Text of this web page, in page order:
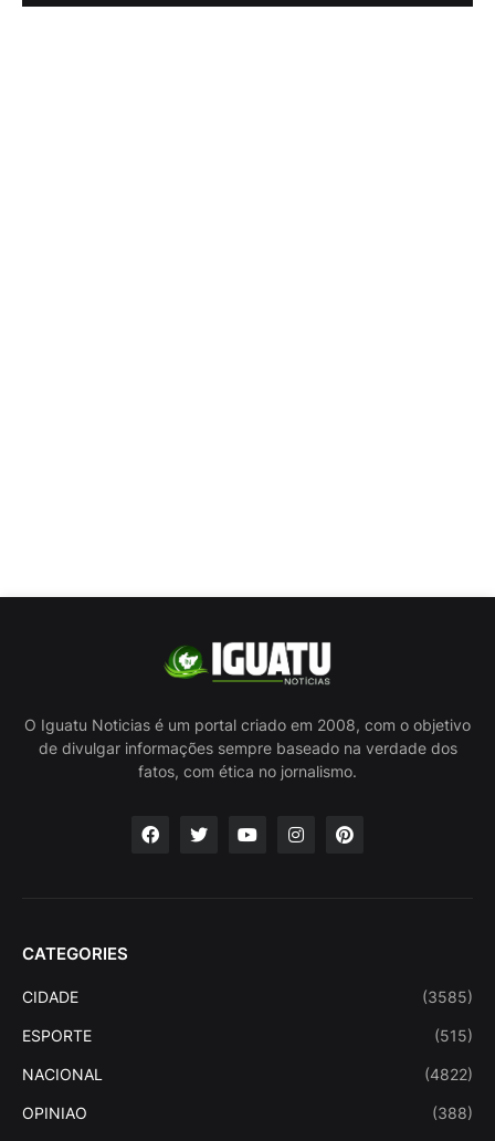
O Iguatu Noticias é um portal criado em 2008, com o objetivo
de divulgar informações sempre baseado na verdade dos
fatos, com ética no jornalismo.
CATEGORIES
CIDADE (3585)
ESPORTE (515)
NACIONAL (4822)
OPINIAO (388)